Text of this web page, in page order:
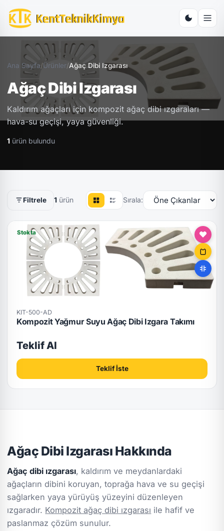
Ana Sayfa/Ürünler/Ağaç Dibi Izgarası
Ağaç Dibi Izgarası
Kaldırım ağaçları için kompozit ağaç dibi ızgaraları —
hava-su geçişi, yaya güvenliği.
1 ürün bulundu
Filtrele 1 ürün Sırala:
Stokta
KIT-500-AD
Kompozit Yağmur Suyu Ağaç Dibi Izgara Takımı
Teklif Al
Teklif İste
Ağaç Dibi Izgarası Hakkında
Ağaç dibi ızgarası, kaldırım ve meydanlardaki
ağaçların dibini koruyan, toprağa hava ve su geçişi
sağlarken yaya yürüyüş yüzeyini düzenleyen
ızgaradır. Kompozit ağaç dibi ızgarası ile hafif ve
paslanmaz çözüm sunulur.